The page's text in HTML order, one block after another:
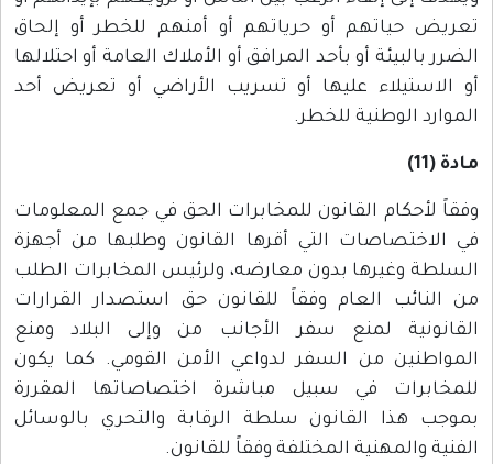
تعريض حياتهم أو حرياتهم أو أمنهم للخطر أو إلحاق
الضرر بالبيئة أو بأحد المرافق أو الأملاك العامة أو احتلالها
أو الاستيلاء عليها أو تسريب الأراضي أو تعريض أحد
الموارد الوطنية للخطر.
مادة (11)
وفقاً لأحكام القانون للمخابرات الحق في جمع المعلومات
في الاختصاصات التي أقرها القانون وطلبها من أجهزة
السلطة وغيرها بدون معارضه، ولرئيس المخابرات الطلب
من النائب العام وفقاً للقانون حق استصدار القرارات
القانونية لمنع سفر الأجانب من وإلى البلاد ومنع
المواطنين من السفر لدواعي الأمن القومي. كما يكون
للمخابرات في سبيل مباشرة اختصاصاتها المقررة
بموجب هذا القانون سلطة الرقابة والتحري بالوسائل
الفنية والمهنية المختلفة وفقاً للقانون.